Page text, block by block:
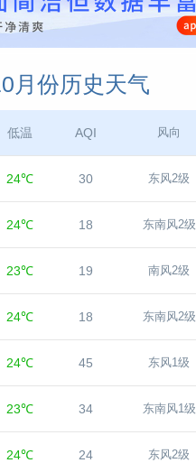
月份历史天气
低温 AQI 风向
24℃ 30 东风2级
24℃ 18 东南风2级
23℃ 19 南风2级
24℃ 18 东南风2级
24℃ 45 东风1级
23℃ 34 东南风1级
24℃ 24 东风2级